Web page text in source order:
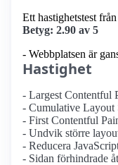
Ett hastighetstest
Betyg: 2.90 av 5
- Webbplatsen är
Hastighet
- Largest Contentful
- Cumulative Layout
- First Contentful
- Undvik större
- Reducera
- Sidan förhindrade